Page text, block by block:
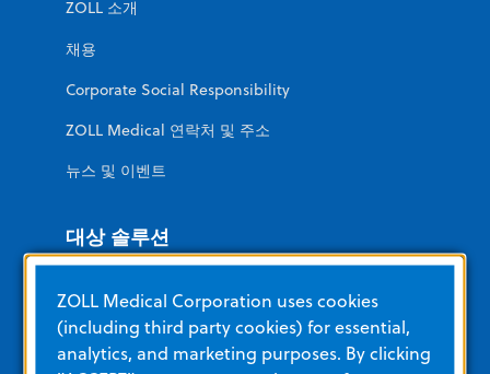
ZOLL 소개
채용
Corporate Social Responsibility
ZOLL Medical 연락처 및 주소
뉴스 및 이벤트
대상 솔루션
심장병 환자 관리
EMS 및 소방
ZOLL Medical Corporation uses cookies
(including third party cookies) for essential,
analytics, and marketing purposes. By clicking